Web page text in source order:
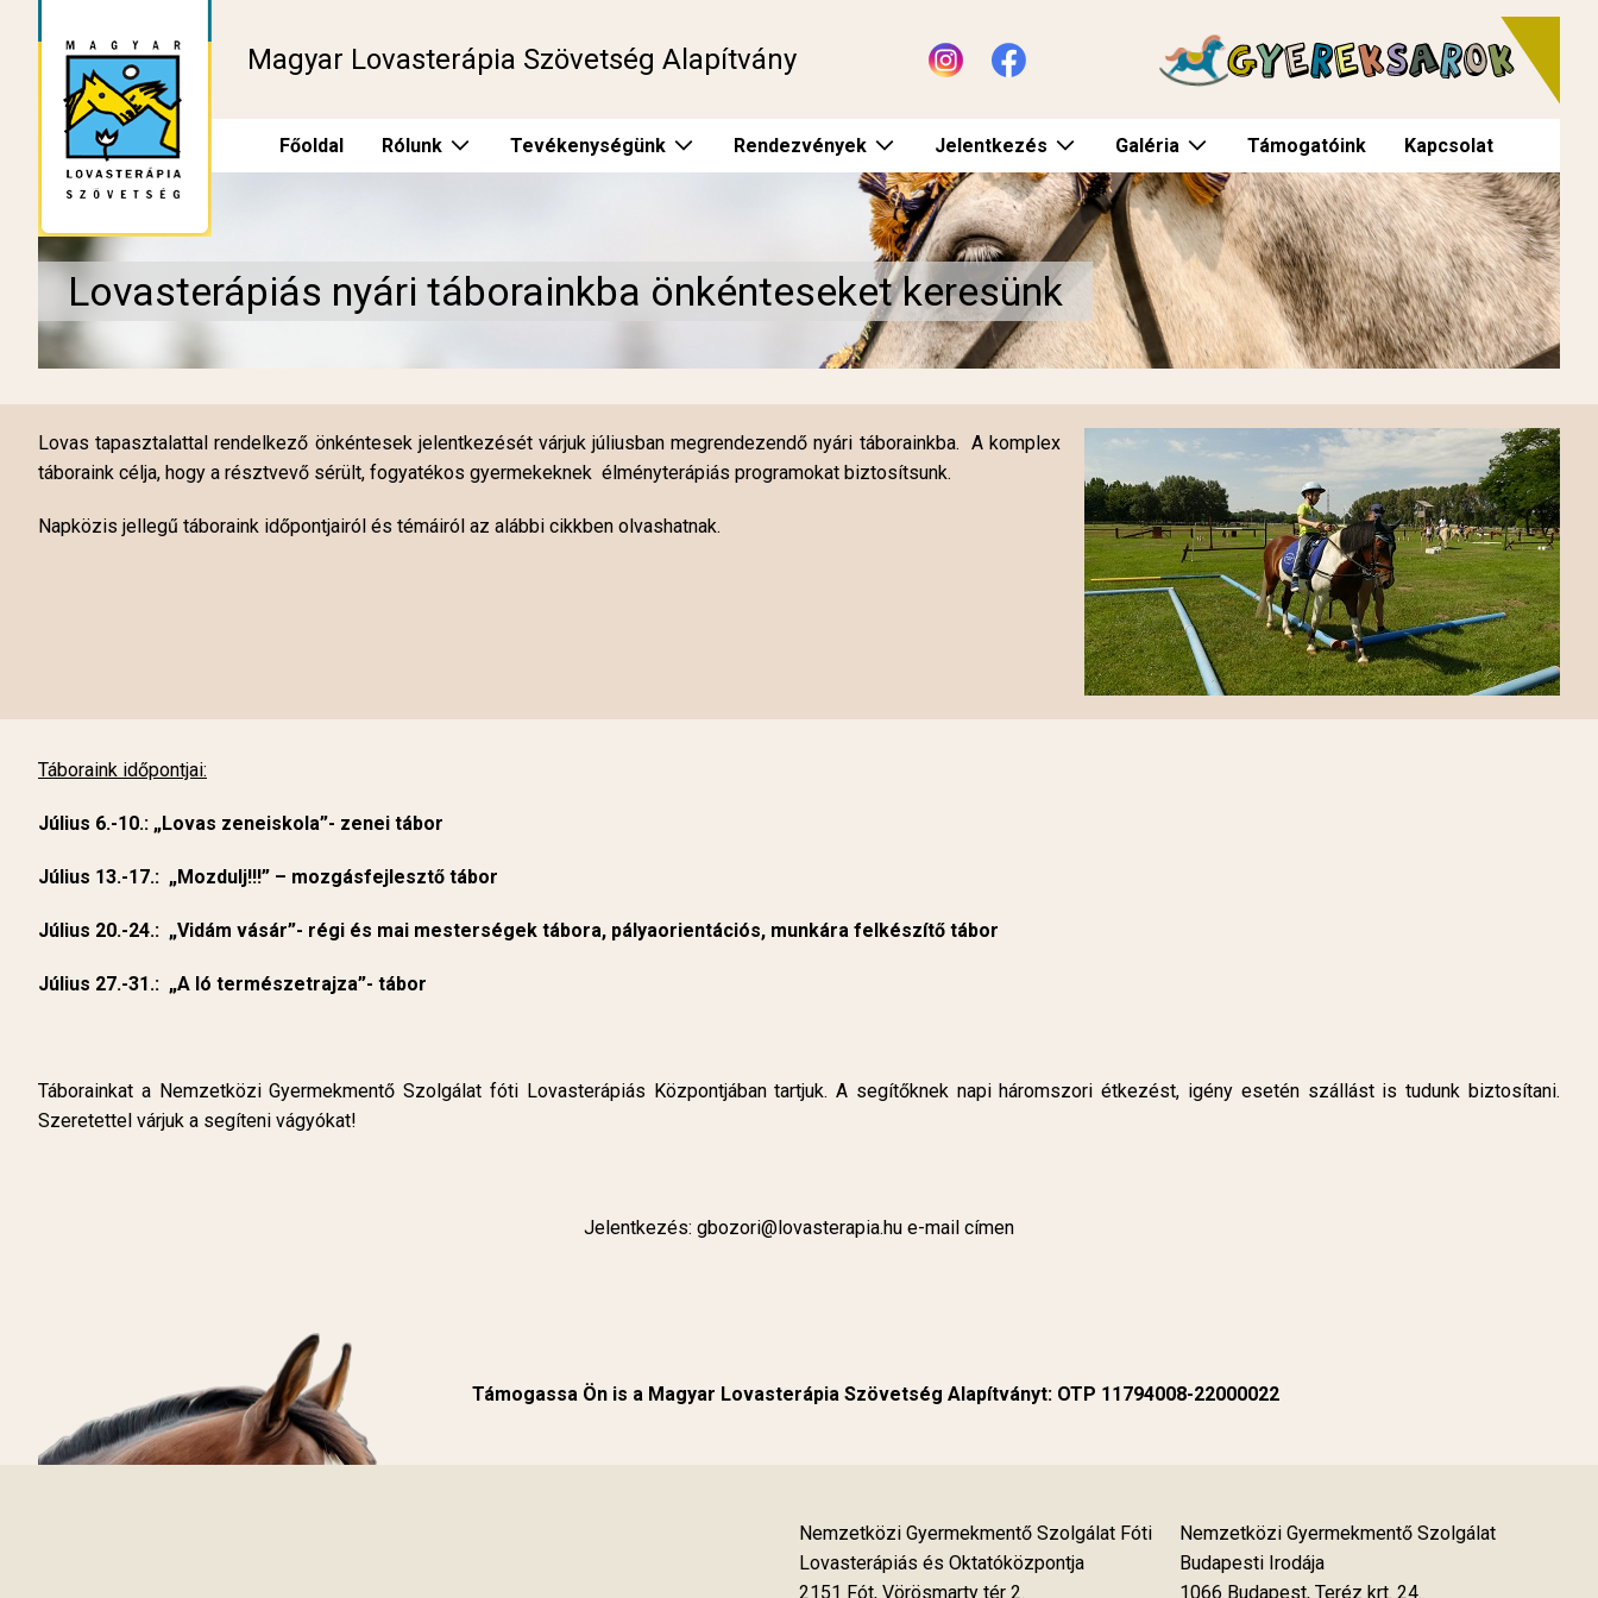
Magyar Lovasterápia Szövetség Alapítvány
Főoldal Rólunk Tevékenységünk Rendezvények Jelentkezés Galéria Támogatóink Kapcsolat
Lovasterápiás nyári táborainkba önkénteseket keresünk
Lovas tapasztalattal rendelkező önkéntesek jelentkezését várjuk júliusban megrendezendő nyári táborainkba. A komplex
táboraink célja, hogy a résztvevő sérült, fogyatékos gyermekeknek élményterápiás programokat biztosítsunk.
Napközis jellegű táboraink időpontjairól és témáiról az alábbi cikkben olvashatnak.
Táboraink időpontjai:
Július 6.-10.: „Lovas zeneiskola”- zenei tábor
Július 13.-17.: „Mozdulj!!!” – mozgásfejlesztő tábor
Július 20.-24.: „Vidám vásár”- régi és mai mesterségek tábora, pályaorientációs, munkára felkészítő tábor
Július 27.-31.: „A ló természetrajza”- tábor
Táborainkat a Nemzetközi Gyermekmentő Szolgálat fóti Lovasterápiás Központjában tartjuk. A segítőknek napi háromszori étkezést, igény esetén szállást is tudunk biztosítani.
Szeretettel várjuk a segíteni vágyókat!
Jelentkezés: gbozori@lovasterapia.hu e-mail címen
Támogassa Ön is a Magyar Lovasterápia Szövetség Alapítványt: OTP 11794008-22000022
Nemzetközi Gyermekmentő Szolgálat Fóti
Lovasterápiás és Oktatóközpontja
2151 Fót, Vörösmarty tér 2.
Nemzetközi Gyermekmentő Szolgálat
Budapesti Irodája
1066 Budapest, Teréz krt. 24.